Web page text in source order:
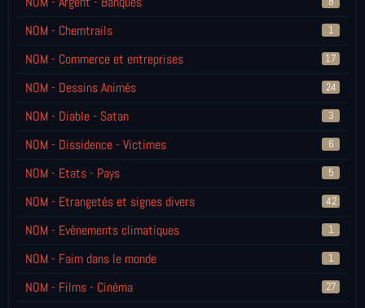
NOM - Chemtrails 1
NOM - Commerce et entreprises 17
NOM - Dessins Animés 24
NOM - Diable - Satan 3
NOM - Dissidence - Victimes 6
NOM - Etats - Pays 5
NOM - Etrangetés et signes divers 42
NOM - Evènements climatiques 1
NOM - Faim dans le monde 1
NOM - Films - Cinéma 27